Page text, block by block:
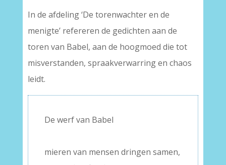
In de afdeling ‘De torenwachter en de
menigte’ refereren de gedichten aan de
toren van Babel, aan de hoogmoed die tot
misverstanden, spraakverwarring en chaos
leidt.
De werf van Babel
mieren van mensen dringen samen,